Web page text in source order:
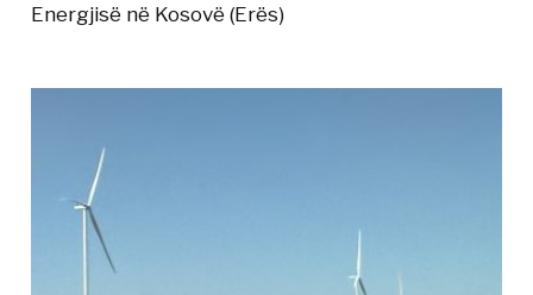
Energjisë në Kosovë (Erës)